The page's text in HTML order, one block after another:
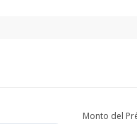
Monto del